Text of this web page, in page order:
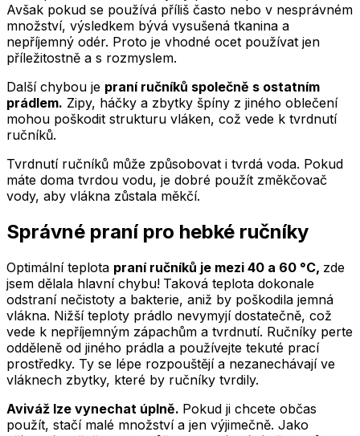
Avšak pokud se používá příliš často nebo v nesprávném
množství, výsledkem bývá vysušená tkanina a
nepříjemný odér. Proto je vhodné ocet používat jen
příležitostně a s rozmyslem.
Další chybou je praní ručníků společně s ostatním
prádlem. Zipy, háčky a zbytky špíny z jiného oblečení
mohou poškodit strukturu vláken, což vede k tvrdnutí
ručníků.
Tvrdnutí ručníků může způsobovat i tvrdá voda. Pokud
máte doma tvrdou vodu, je dobré použít změkčovač
vody, aby vlákna zůstala měkčí.
Správné praní pro hebké ručníky
Optimální teplota praní ručníků je mezi 40 a 60 °C, zde
jsem dělala hlavní chybu! Taková teplota dokonale
odstraní nečistoty a bakterie, aniž by poškodila jemná
vlákna. Nižší teploty prádlo nevymyjí dostatečně, což
vede k nepříjemným zápachům a tvrdnutí. Ručníky perte
odděleně od jiného prádla a používejte tekuté prací
prostředky. Ty se lépe rozpouštějí a nezanechávají ve
vláknech zbytky, které by ručníky tvrdily.
Aviváž lze vynechat úplně. Pokud ji chcete občas
použít, stačí malé množství a jen výjimečně. Jako